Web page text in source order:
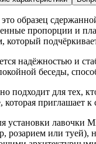
образец
пропорции и
который
надёжностью и
беседы,
подходит для тех,
приглашает
установки лавочки
розарием или туей),